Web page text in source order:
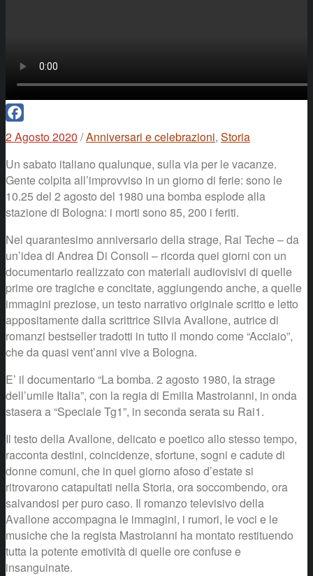
Facebook
2 Agosto 2020 /Anniversari e celebrazioni, Storia
Un sabato italiano qualunque, sulla via per le vacanze.
Gente colpita all’improvviso in un giorno di ferie: sono le
10.25 del 2 agosto del 1980 una bomba esplode alla
stazione di Bologna: i morti sono 85, 200 i feriti.
Nel quarantesimo anniversario della strage, Rai Teche – da
un’idea di Andrea Di Consoli – ricorda quei giorni con un
documentario realizzato con materiali audiovisivi di quelle
prime ore tragiche e concitate, aggiungendo anche, a quelle
immagini preziose, un testo narrativo originale scritto e letto
appositamente dalla scrittrice Silvia Avallone, autrice di
romanzi bestseller tradotti in tutto il mondo come “Acciaio”,
che da quasi vent’anni vive a Bologna.
E’ il documentario “La bomba. 2 agosto 1980, la strage
dell’umile Italia”, con la regia di Emilia Mastroianni, in onda
stasera a “Speciale Tg1”, in seconda serata su Rai1.
Il testo della Avallone, delicato e poetico allo stesso tempo,
racconta destini, coincidenze, sfortune, sogni e cadute di
donne comuni, che in quel giorno afoso d’estate si
ritrovarono catapultati nella Storia, ora soccombendo, ora
salvandosi per puro caso. Il romanzo televisivo della
Avallone accompagna le immagini, i rumori, le voci e le
musiche che la regista Mastroianni ha montato restituendo
tutta la potente emotività di quelle ore confuse e
insanguinate.